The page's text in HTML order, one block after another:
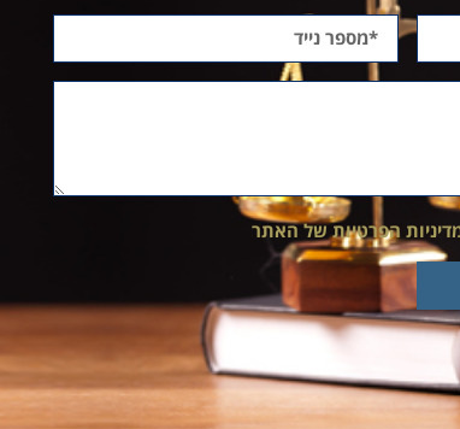
הפרטיות של האתר